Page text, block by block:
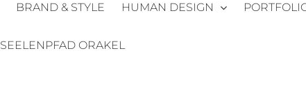
BRAND & STYLE HUMAN DESIGN
SEELENPFAD ORAKEL